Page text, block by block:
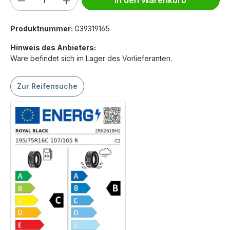
Produktnummer: G39319165
Hinweis des Anbieters:
Ware befindet sich im Lager des Vorlieferanten.
Zur Reifensuche